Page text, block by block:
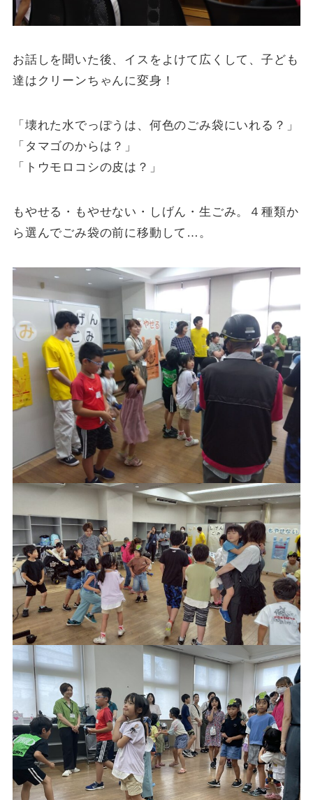
お話しを聞いた後、イスをよけて広くして、子ども
達はクリーンちゃんに変身！
「壊れた水でっぽうは、何色のごみ袋にいれる？」
「タマゴのからは？」
「トウモロコシの皮は？」
もやせる・もやせない・しげん・生ごみ。４種類か
ら選んでごみ袋の前に移動して…。